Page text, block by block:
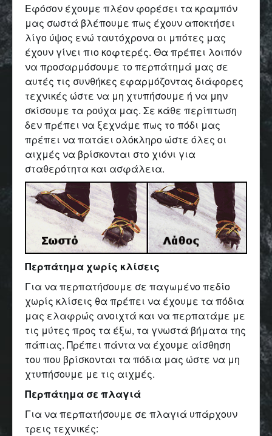
Εφόσον έχουμε πλέον φορέσει τα κραμπόν
μας σωστά βλέπουμε πως έχουν αποκτήσει
λίγο ύψος ενώ ταυτόχρονα οι μπότες μας
έχουν γίνει πιο κοφτερές. Θα πρέπει λοιπόν
να προσαρμόσουμε το περπάτημά μας σε
αυτές τις συνθήκες εφαρμόζοντας διάφορες
τεχνικές ώστε να μη χτυπήσουμε ή να μην
σκίσουμε τα ρούχα μας. Σε κάθε περίπτωση
δεν πρέπει να ξεχνάμε πως το πόδι μας
πρέπει να πατάει ολόκληρο ώστε όλες οι
αιχμές να βρίσκονται στο χιόνι για
σταθερότητα και ασφάλεια.
Περπάτημα χωρίς κλίσεις
Για να περπατήσουμε σε παγωμένο πεδίο
χωρίς κλίσεις θα πρέπει να έχουμε τα πόδια
μας ελαφρώς ανοιχτά και να περπατάμε με
τις μύτες προς τα έξω, τα γνωστά βήματα της
πάπιας. Πρέπει πάντα να έχουμε αίσθηση
του που βρίσκονται τα πόδια μας ώστε να μη
χτυπήσουμε με τις αιχμές.
Περπάτημα σε πλαγιά
Για να περπατήσουμε σε πλαγιά υπάρχουν
τρεις τεχνικές: